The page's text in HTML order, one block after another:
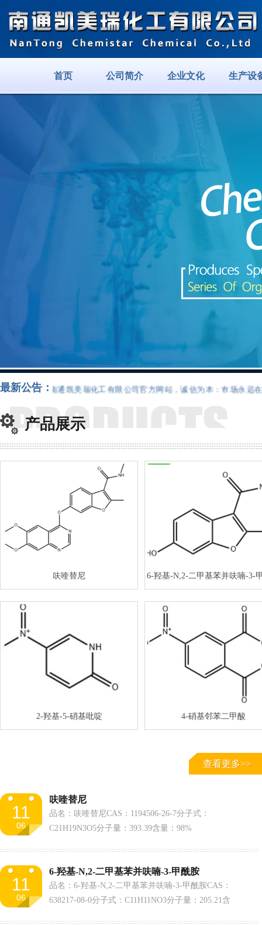
首页 公司简介 企业文化 生产设
最新公告：南通凯美瑞化工有限公司官方网站，诚信为本：市场永远在变
产品展示
呋喹替尼 6-羟基-N,2-二甲基苯并呋喃-3-
2-羟基-5-硝基吡啶 4-硝基邻苯二甲酸
查看更多>>
11
06
呋喹替尼
品名：呋喹替尼CAS：1194506-26-7分子式：
C21H19N3O5分子量：393.39含量：98%
11
06
6-羟基-N,2-二甲基苯并呋喃-3-甲酰胺
品名：6-羟基-N,2-二甲基苯并呋喃-3-甲酰胺CAS：
638217-08-0分子式：C11H11NO3分子量：205.21含